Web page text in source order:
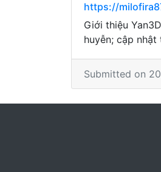
https://
Giới thiệu
huyễn; cập
Submitted on